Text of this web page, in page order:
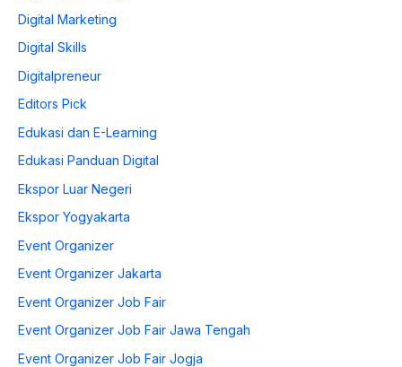
Digital Marketing
Digital Skills
Digitalpreneur
Editors Pick
Edukasi dan E-Learning
Edukasi Panduan Digital
Ekspor Luar Negeri
Ekspor Yogyakarta
Event Organizer
Event Organizer Jakarta
Event Organizer Job Fair
Event Organizer Job Fair Jawa Tengah
Event Organizer Job Fair Jogja